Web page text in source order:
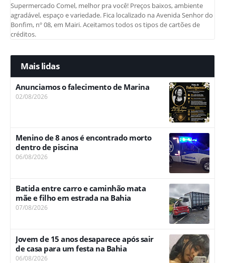
Supermercado Comel, melhor pra você! Preços baixos, ambiente
agradável, espaço e variedade. Fica localizado na Avenida Senhor do
Bonfim, nº 08, em Mairi. Aceitamos todos os tipos de cartões de
créditos.
Mais lidas
Anunciamos o falecimento de Marina
02/08/2026
Menino de 8 anos é encontrado morto
dentro de piscina
06/08/2026
Batida entre carro e caminhão mata
mãe e filho em estrada na Bahia
07/08/2026
Jovem de 15 anos desaparece após sair
de casa para um festa na Bahia
06/08/2026